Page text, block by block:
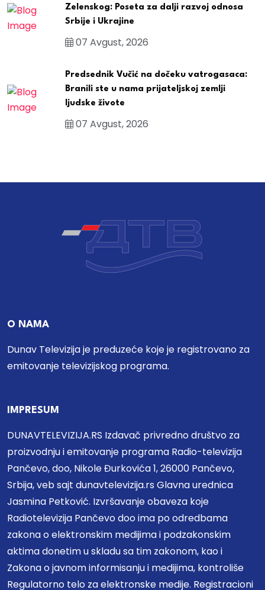
Zelenskog: Poseta za dalji razvoj odnosa
Srbije i Ukrajine
07 Avgust, 2026
Predsednik Vučić na dočeku vatrogasaca:
Branili ste u nama prijateljskoj zemlji
ljudske živote
07 Avgust, 2026
O NAMA
Dunav Televizija je preduzeće koje je registrovano za
emitovanje televizijskog programa.
IMPRESUM
DUNAVTELEVIZIJA.RS Izdavač privredno društvo za
proizvodnju i emitovanje programa Radio-televizija
Pančevo, doo, Nikole Đurkovića 1, 26000 Pančevo,
Srbija, veb sajt dunavtelevizija.rs Glavna urednica
Jasmina Petković. Izvršavanje obaveza koje
Radiotelevizija Pančevo doo ima po odredbama
zakona o elektronskim medijima i podzakonskim
aktima donetim u skladu sa tim zakonom, kao i
Zakona o javnom informisanju i medijima, kontroliše
Regulatorno telo za elektronske medije. Registracioni